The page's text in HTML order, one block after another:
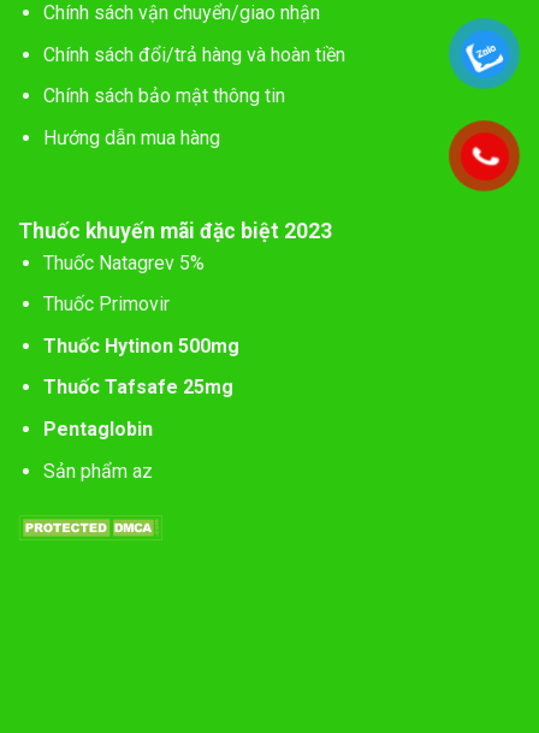
Chính sách vận chuyển/giao nhận
Chính sách đổi/trả hàng và hoàn tiền
Chính sách bảo mật thông tin
Hướng dẫn mua hàng
Thuốc khuyến mãi đặc biệt 2023
Thuốc Natagrev 5%
Thuốc Primovir
Thuốc Hytinon 500mg
Thuốc Tafsafe 25mg
Pentaglobin
Sản phẩm az